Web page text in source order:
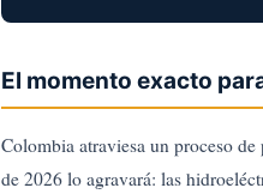
El momento exacto
Colombia atraviesa un proceso
de 2026 lo agravará: las